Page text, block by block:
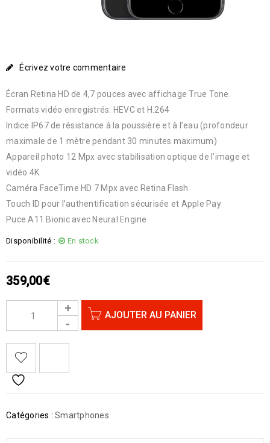
Écrivez votre commentaire
Écran Retina HD de 4,7 pouces avec affichage True Tone.
Formats vidéo enregistrés: HEVC et H.264
Indice IP67 de résistance à la poussière et à l’eau (profondeur
maximale de 1 mètre pendant 30 minutes maximum)
Appareil photo 12 Mpx avec stabilisation optique de l’image et
vidéo 4K
Caméra FaceTime HD 7 Mpx avec Retina Flash
Touch ID pour l’authentification sécurisée et Apple Pay
Puce A11 Bionic avec Neural Engine
Disponibilité : En stock
359,00€
AJOUTER AU PANIER
Catégories : Smartphones